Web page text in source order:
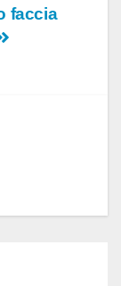
faccia